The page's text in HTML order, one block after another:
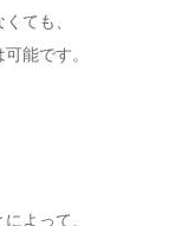
ても、
能です。
よって、